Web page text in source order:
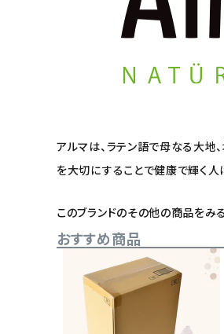
アルマは、ラテン語で母なる大地
を大切にすることで健康で輝く人
このブランドのその他の商品をみる
おすすめ商品